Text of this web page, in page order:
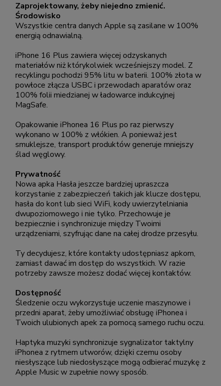
Zaprojektowany, żeby niejedno zmienić.
Środowisko
Wszystkie centra danych Apple są zasilane w 100%
energią odnawialną.
iPhone 16 Plus zawiera więcej odzyskanych
materiałów niż którykolwiek wcześniejszy model. Z
recyklingu pochodzi 95% litu w baterii. 100% złota w
powłoce złącza USBC i przewodach aparatów oraz
100% folii miedzianej w ładowarce indukcyjnej
MagSafe.
Opakowanie iPhonea 16 Plus po raz pierwszy
wykonano w 100% z włókien. A ponieważ jest
smuklejsze, transport produktów generuje mniejszy
ślad węglowy.
Prywatność
Nowa apka Hasła jeszcze bardziej upraszcza
korzystanie z zabezpieczeń takich jak klucze dostępu,
hasła do kont lub sieci WiFi, kody uwierzytelniania
dwupoziomowego i nie tylko. Przechowuje je
bezpiecznie i synchronizuje między Twoimi
urządzeniami, szyfrując dane na całej drodze przesyłu.
Ty decydujesz, które kontakty udostępniasz apkom,
zamiast dawać im dostęp do wszystkich. W razie
potrzeby zawsze możesz dodać więcej kontaktów.
Dostępność
Śledzenie oczu wykorzystuje uczenie maszynowe i
przedni aparat, żeby umożliwiać obsługę iPhonea i
Twoich ulubionych apek za pomocą samego ruchu oczu.
Haptyka muzyki synchronizuje sygnalizator taktylny
iPhonea z rytmem utworów, dzięki czemu osoby
niesłyszące lub niedosłyszące mogą odbierać muzykę z
Apple Music w zupełnie nowy sposób.